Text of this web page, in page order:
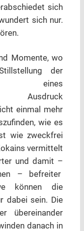
sich
sich nur.
Momente, wo
der
eines
Ausdruck
einmal mehr
wie es
wie zweckfrei
vermittelt
und damit –
– befreiter
können die
dabei sein. Die
übereinander
danach in